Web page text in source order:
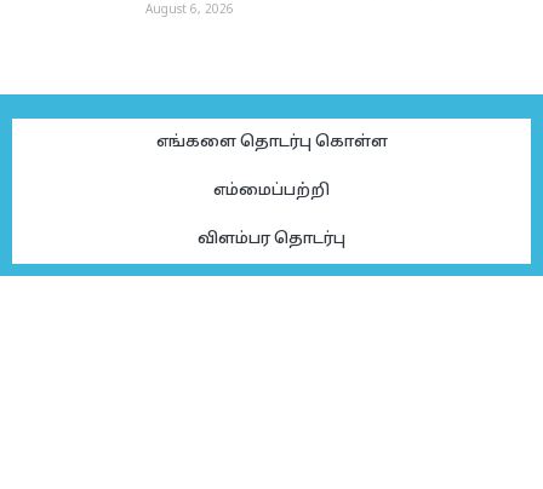
August 6, 2026
எங்களை தொடர்பு கொள்ள
எம்மைப்பற்றி
விளம்பர தொடர்பு